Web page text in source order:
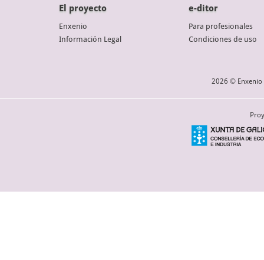
El proyecto
Enxenio
Información Legal
e-ditor
Para profesionales
Condiciones de uso
2026 © Enxenio